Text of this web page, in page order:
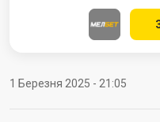
1 Березня 2025 - 21:05